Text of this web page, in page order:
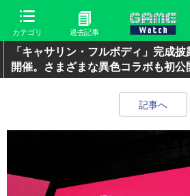
カテゴリ 過去記事
「キャサリン・フルボディ」完成
開催。さまざまな異色コラボも初公
記事へ